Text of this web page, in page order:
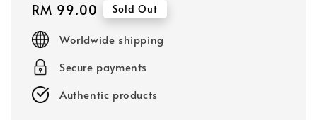
Regular
price
RM 99.00 Sold Out
Worldwide shipping
Secure payments
Authentic products